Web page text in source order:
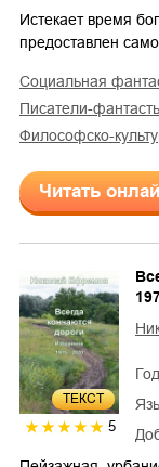
Истекает время
предоставлен
социальная
писатели-
философско-
Читать
ТЕКСТ
5